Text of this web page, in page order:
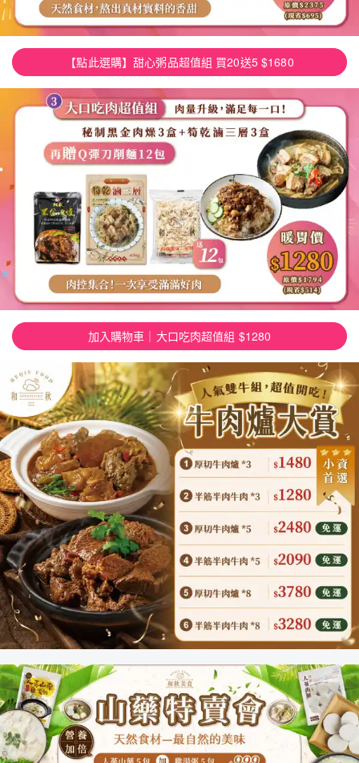
【點此選購】甜心粥品超值組 買20送5 $1680
加入購物車｜大口吃肉超值組 $1280